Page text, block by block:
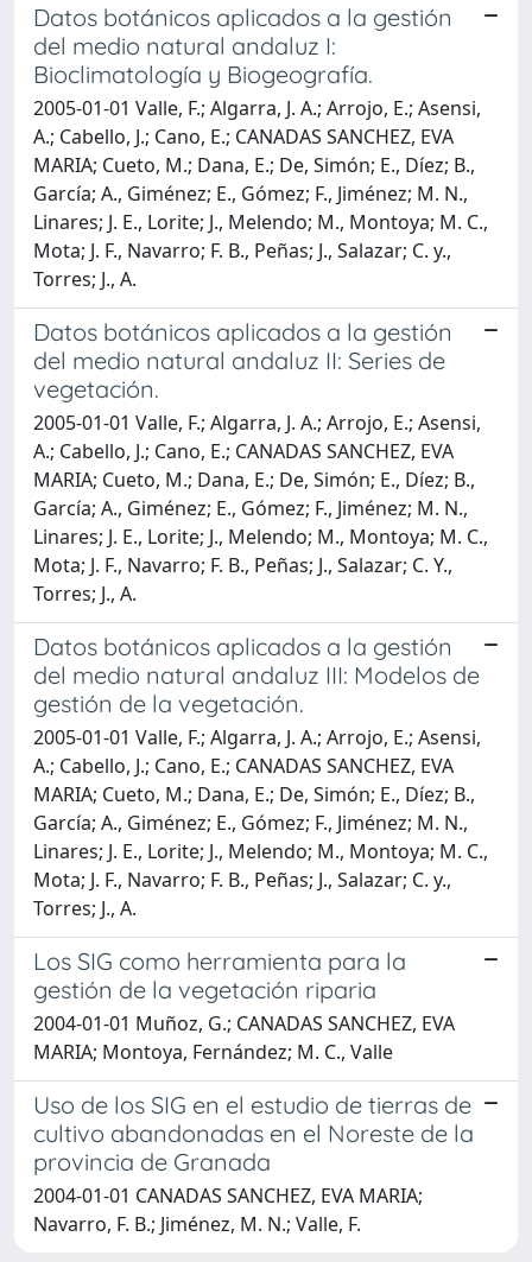
Datos botánicos aplicados a la gestión
del medio natural andaluz I:
Bioclimatología y Biogeografía.
2005-01-01 Valle, F.; Algarra, J. A.; Arrojo, E.; Asensi,
A.; Cabello, J.; Cano, E.; CANADAS SANCHEZ, EVA
MARIA; Cueto, M.; Dana, E.; De, Simón; E., Díez; B.,
García; A., Giménez; E., Gómez; F., Jiménez; M. N.,
Linares; J. E., Lorite; J., Melendo; M., Montoya; M. C.,
Mota; J. F., Navarro; F. B., Peñas; J., Salazar; C. y.,
Torres; J., A.
Datos botánicos aplicados a la gestión
del medio natural andaluz II: Series de
vegetación.
2005-01-01 Valle, F.; Algarra, J. A.; Arrojo, E.; Asensi,
A.; Cabello, J.; Cano, E.; CANADAS SANCHEZ, EVA
MARIA; Cueto, M.; Dana, E.; De, Simón; E., Díez; B.,
García; A., Giménez; E., Gómez; F., Jiménez; M. N.,
Linares; J. E., Lorite; J., Melendo; M., Montoya; M. C.,
Mota; J. F., Navarro; F. B., Peñas; J., Salazar; C. Y.,
Torres; J., A.
Datos botánicos aplicados a la gestión
del medio natural andaluz III: Modelos de
gestión de la vegetación.
2005-01-01 Valle, F.; Algarra, J. A.; Arrojo, E.; Asensi,
A.; Cabello, J.; Cano, E.; CANADAS SANCHEZ, EVA
MARIA; Cueto, M.; Dana, E.; De, Simón; E., Díez; B.,
García; A., Giménez; E., Gómez; F., Jiménez; M. N.,
Linares; J. E., Lorite; J., Melendo; M., Montoya; M. C.,
Mota; J. F., Navarro; F. B., Peñas; J., Salazar; C. y.,
Torres; J., A.
Los SIG como herramienta para la
gestión de la vegetación riparia
2004-01-01 Muñoz, G.; CANADAS SANCHEZ, EVA
MARIA; Montoya, Fernández; M. C., Valle
Uso de los SIG en el estudio de tierras de
cultivo abandonadas en el Noreste de la
provincia de Granada
2004-01-01 CANADAS SANCHEZ, EVA MARIA;
Navarro, F. B.; Jiménez, M. N.; Valle, F.